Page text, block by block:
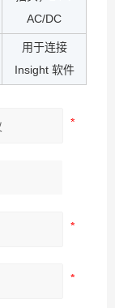
AC/DC
用于连接
Insight 软件